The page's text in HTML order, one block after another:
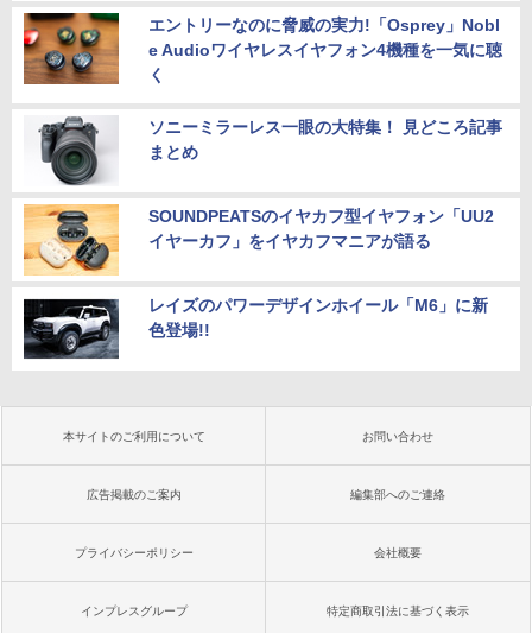
エントリーなのに脅威の実力!「Osprey」Nobl
e Audioワイヤレスイヤフォン4機種を一気に聴
く
ソニーミラーレス一眼の大特集！ 見どころ記事
まとめ
SOUNDPEATSのイヤカフ型イヤフォン「UU2
イヤーカフ」をイヤカフマニアが語る
レイズのパワーデザインホイール「M6」に新
色登場!!
本サイトのご利用について お問い合わせ
広告掲載のご案内 編集部へのご連絡
プライバシーポリシー 会社概要
インプレスグループ 特定商取引法に基づく表示